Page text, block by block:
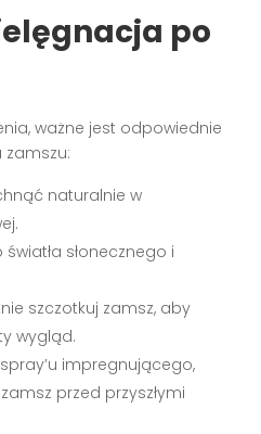
po
ważne jest odpowiednie
zamszu:
naturalnie w
słonecznego i
szczotkuj zamsz, aby
wygląd.
impregnującego,
przed przyszłymi